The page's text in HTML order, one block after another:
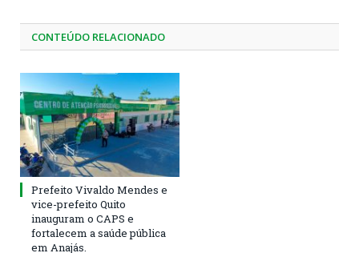
CONTEÚDO RELACIONADO
Prefeito Vivaldo Mendes e
vice-prefeito Quito
inauguram o CAPS e
fortalecem a saúde pública
em Anajás.